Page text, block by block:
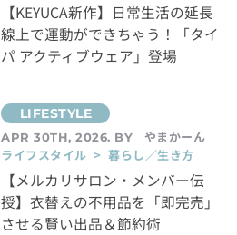
【KEYUCA新作】日常生活の延長
線上で運動ができちゃう！「タイ
パ アクティブウェア」登場
APR 30TH, 2026. BY
やまかーん
ライフスタイル > 暮らし／生き方
【メルカリサロン・メンバー伝
授】衣替えの不用品を「即完売」
させる賢い出品＆節約術